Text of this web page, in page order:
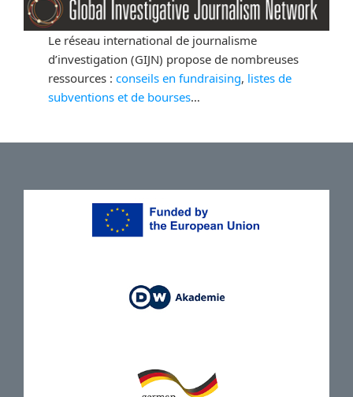
Le réseau international de journalisme
d’investigation (GIJN) propose de nombreuses
ressources :conseils en fundraising, listes de
subventions et de bourses…